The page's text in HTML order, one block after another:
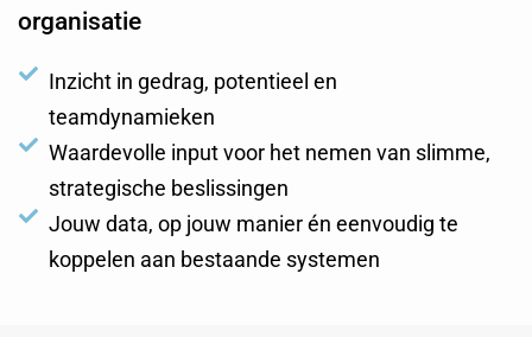
organisatie
Inzicht in gedrag, potentieel en
teamdynamieken
Waardevolle input voor het nemen van slimme,
strategische beslissingen
Jouw data, op jouw manier én eenvoudig te
koppelen aan bestaande systemen